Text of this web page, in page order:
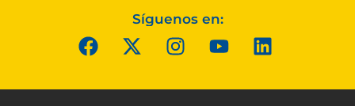
Síguenos en: